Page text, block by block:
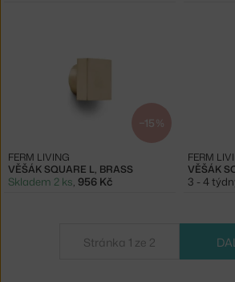
−15 %
VĚŠÁK SQUARE L, BRASS
FERM LIVING
Skladem 2 ks, 956 Kč
FERM
3 - 4
Stránka 1 ze 2